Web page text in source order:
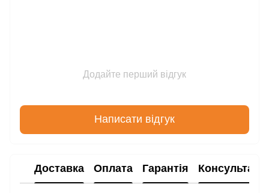
Додайте перший відгук
Написати відгук
Доставка Оплата Гарантія Консультація